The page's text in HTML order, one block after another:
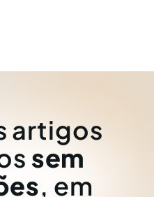
artigos
sem
, em